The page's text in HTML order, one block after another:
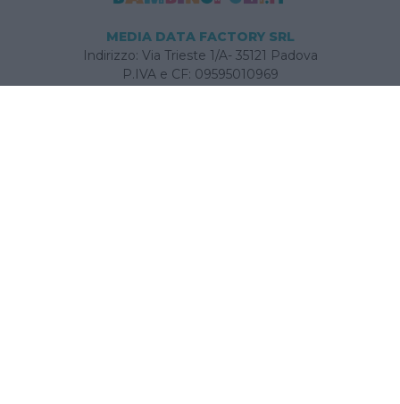
MEDIA DATA FACTORY SRL
Indirizzo: Via Trieste 1/A- 35121 Padova
P.IVA e CF: 09595010969